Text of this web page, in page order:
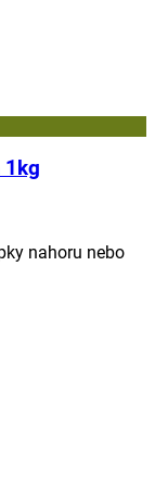
1kg
nahoru nebo